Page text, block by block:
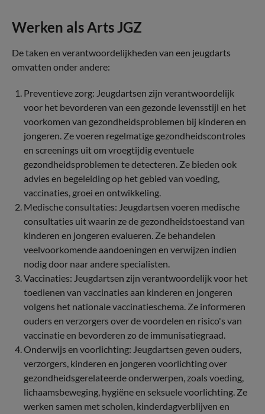
Werken als Arts JGZ
De taken en verantwoordelijkheden van een jeugdarts
omvatten onder andere:
Preventieve zorg: Jeugdartsen zijn verantwoordelijk
voor het bevorderen van een gezonde levensstijl en het
voorkomen van gezondheidsproblemen bij kinderen en
jongeren. Ze voeren regelmatige gezondheidscontroles
en screenings uit om vroegtijdig eventuele
gezondheidsproblemen te detecteren. Ze bieden ook
advies en begeleiding op het gebied van voeding,
vaccinaties, groei en ontwikkeling.
Medische consultaties: Jeugdartsen voeren medische
consultaties uit waarin ze de gezondheidstoestand van
kinderen en jongeren evalueren. Ze behandelen
veelvoorkomende aandoeningen en verwijzen indien
nodig door naar andere specialisten.
Vaccinaties: Jeugdartsen zijn verantwoordelijk voor het
toedienen van vaccinaties aan kinderen en jongeren
volgens het nationale vaccinatieschema. Ze informeren
ouders en verzorgers over de voordelen en risico's van
vaccinatie en bevorderen zo de immunisatiegraad.
Onderwijs en voorlichting: Jeugdartsen geven ouders,
verzorgers, kinderen en jongeren voorlichting over
gezondheidsgerelateerde onderwerpen, zoals voeding,
lichaamsbeweging, hygiëne en seksuele voorlichting. Ze
werken samen met scholen, kinderdagverblijven en